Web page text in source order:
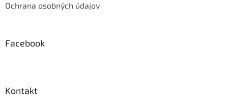
Ochrana osobných údajov
Facebook
Kontakt